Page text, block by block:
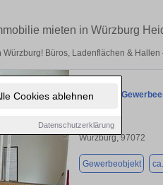
Cookies ablehnen
Datenschutzerklärung
mieten in Würzburg
Büros, Ladenflächen & Hallen
Attraktive
Würzburg, 97072
Gewerbeobjekt